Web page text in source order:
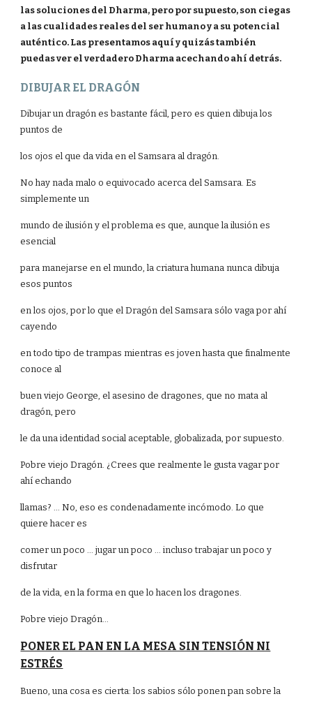
las soluciones del Dharma, pero por supuesto, son ciegas
a las cualidades reales del ser humano y a su potencial
auténtico. Las presentamos aquí y quizás también
puedas ver el verdadero Dharma acechando ahí detrás.
DIBUJAR EL DRAGÓN
Dibujar un dragón es bastante fácil, pero es quien dibuja los
puntos de
los ojos el que da vida en el Samsara al dragón.
No hay nada malo o equivocado acerca del Samsara. Es
simplemente un
mundo de ilusión y el problema es que, aunque la ilusión es
esencial
para manejarse en el mundo, la criatura humana nunca dibuja
esos puntos
en los ojos, por lo que el Dragón del Samsara sólo vaga por ahí
cayendo
en todo tipo de trampas mientras es joven hasta que finalmente
conoce al
buen viejo George, el asesino de dragones, que no mata al
dragón, pero
le da una identidad social aceptable, globalizada, por supuesto.
Pobre viejo Dragón. ¿Crees que realmente le gusta vagar por
ahí echando
llamas? ... No, eso es condenadamente incómodo. Lo que
quiere hacer es
comer un poco ... jugar un poco ... incluso trabajar un poco y
disfrutar
de la vida, en la forma en que lo hacen los dragones.
Pobre viejo Dragón...
PONER EL PAN EN LA MESA SIN TENSIÓN NI
ESTRÉS
Bueno, una cosa es cierta: los sabios sólo ponen pan sobre la